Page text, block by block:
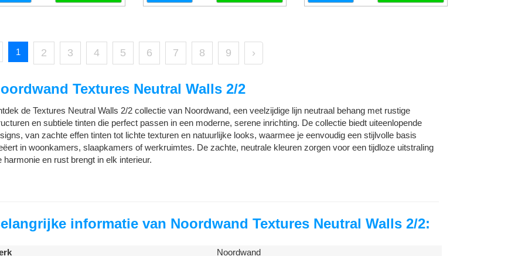
1 2 3 4 5 6 7 8 9 ›
Textures Neutral Walls 2/2
de Textures Neutral Walls 2/2 collectie van Noordwand, een veelzijdige lijn neutraal behang met rustige
en subtiele tinten die perfect passen in een moderne, serene inrichting. De collectie biedt uiteenlopende
van zachte effen tinten tot lichte texturen en natuurlijke looks, waarmee je eenvoudig een stijlvolle basis
in woonkamers, slaapkamers of werkruimtes. De zachte, neutrale kleuren zorgen voor een tijdloze uitstraling
harmonie en rust brengt in elk interieur.
informatie van Noordwand Textures Neutral Walls 2/2:
Noordwand